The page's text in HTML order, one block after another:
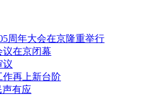
周年大会在京隆重举行
在京闭幕
议
作再上新台阶
声有应